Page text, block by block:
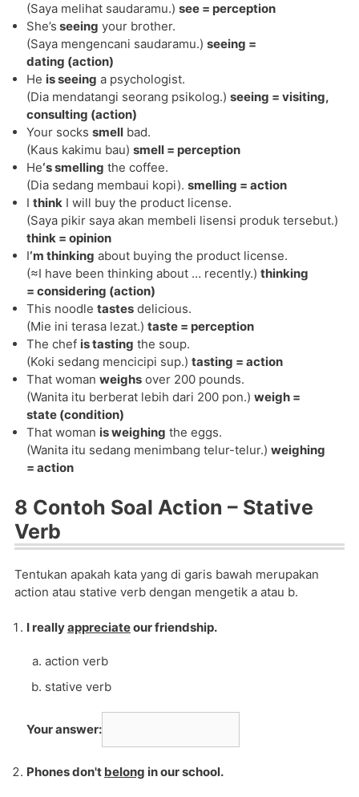
(Saya melihat saudaramu.) see = perception
She’s seeing your brother.
(Saya mengencani saudaramu.) seeing =
dating (action)
He is seeing a psychologist.
(Dia mendatangi seorang psikolog.) seeing = visiting,
consulting (action)
Your socks smell bad.
(Kaus kakimu bau) smell = perception
He‘s smelling the coffee.
(Dia sedang membaui kopi). smelling = action
I think I will buy the product license.
(Saya pikir saya akan membeli lisensi produk tersebut.)
think = opinion
I‘m thinking about buying the product license.
(≈I have been thinking about … recently.) thinking
= considering (action)
This noodle tastes delicious.
(Mie ini terasa lezat.) taste = perception
The chef is tasting the soup.
(Koki sedang mencicipi sup.) tasting = action
That woman weighs over 200 pounds.
(Wanita itu berberat lebih dari 200 pon.) weigh =
state (condition)
That woman is weighing the eggs.
(Wanita itu sedang menimbang telur-telur.) weighing
= action
8 Contoh Soal Action – Stative
Verb
Tentukan apakah kata yang di garis bawah merupakan
action atau stative verb dengan mengetik a atau b.
I reallyappreciateour friendship.
action verb
stative verb
Your answer:
Phones don't belong in our school.